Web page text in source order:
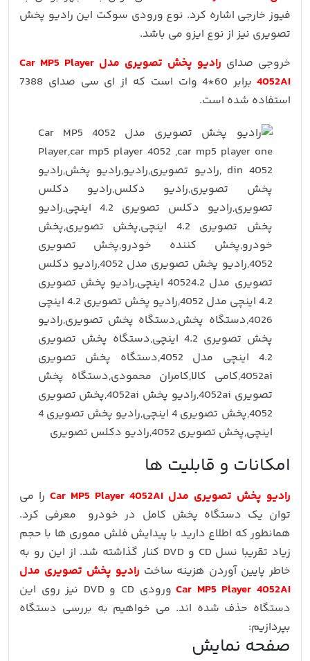
فیوز خارجی اشاره کرد. نوع ورودی سوکت این رادیو پخش
تصویری نیز از نوع ایزو می باشد.
خروجی صدای
رادیو پخش تصویری مدل Car MP5 Player
4052AI
برابر 60*4 وات است که از ای سی صدای 7388
استفاده شده است.
امکانات و قابلیت ها
رادیو پخش تصویری مدل Car MP5 Player 4052AI
را می
توان یک دستگاه پخش کامل در خودرو معرفی کرد.
همانطور که اطلاع دارید با پیدایش فلش مموری ها با حجم
زیاد تقریبا نسل CD و DVD کنار گذاشته شد. از این رو به
خاطر پایین آوردن هزینه ساخت رادیو پخش تصویری مدل
Car MP5 Player 4052AI
ورودی CD و DVD نیز روی این
دستگاه حذف شده اند. می خواهیم به بررسی دستگاه
بپردازیم:
صفحه نمایش